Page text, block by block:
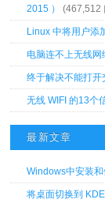
2015 ）
(467,512
Linux 中将用户添
电脑连不上无线
终于解决不能打开
无线 WIFI 的13个
最新文章
Windows中安装
将桌面切换到